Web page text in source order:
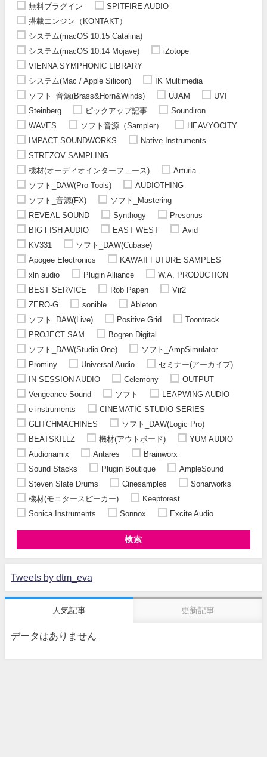
無料プラグイン
SPITFIRE AUDIO
搭載エンジン（KONTAKT）
システム(macOS 10.15 Catalina)
システム(macOS 10.14 Mojave)
iZotope
VIENNA SYMPHONIC LIBRARY
システム(Mac / Apple Silicon)
IK Multimedia
ソフト_音源(Brass&Horn&Winds)
UJAM
UVI
Steinberg
ピックアップ記事
Soundiron
WAVES
ソフト音源（Sampler）
HEAVYOCITY
IMPACT SOUNDWORKS
Native Instruments
STREZOV SAMPLING
機材(オーディオインターフェース)
Arturia
ソフト_DAW(Pro Tools)
AUDIOTHING
ソフト_音源(FX)
ソフト_Mastering
REVEAL SOUND
Synthogy
Presonus
BIG FISH AUDIO
EAST WEST
Avid
KV331
ソフト_DAW(Cubase)
Apogee Electronics
KAWAII FUTURE SAMPLES
xln audio
Plugin Alliance
W.A. PRODUCTION
BEST SERVICE
Rob Papen
Vir2
ZERO-G
sonible
Ableton
ソフト_DAW(Live)
Positive Grid
Toontrack
PROJECT SAM
Bogren Digital
ソフト_DAW(Studio One)
ソフト_AmpSimulator
Prominy
Universal Audio
セミナー(アーカイブ)
IN SESSION AUDIO
Celemony
OUTPUT
Vengeance Sound
ソフト
LEAPWING AUDIO
e-instruments
CINEMATIC STUDIO SERIES
GLITCHMACHINES
ソフト_DAW(Logic Pro)
BEATSKILLZ
機材(アウトボード)
YUM AUDIO
Audionamix
Antares
Brainworx
Sound Stacks
Plugin Boutique
AmpleSound
Steven Slate Drums
Cinesamples
Sonarworks
機材(モニタースピーカー)
Keepforest
Sonica Instruments
Sonnox Excite Audio
検索
Tweets by dtm_eva
人気記事 更新記事
データはありません